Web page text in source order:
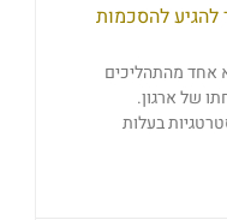
להגיע להסכמות
אחד מהתהליכים
של ארגון.
בעלות